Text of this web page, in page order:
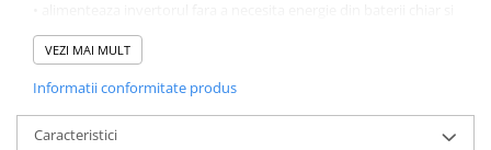
• garanteaza o distorsiune armonica totala a curentului de intrare
Circuitul de by-pass este proiectat si construit in conformitate cu
urmatoarele:
VEZI MAI MULT
Informatii conformitate produs
Caracteristici